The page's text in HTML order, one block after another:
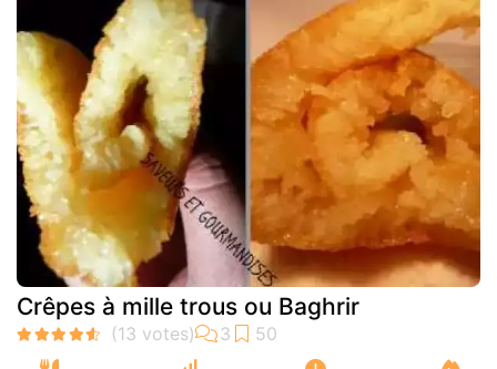
Crêpes à mille trous ou Baghrir